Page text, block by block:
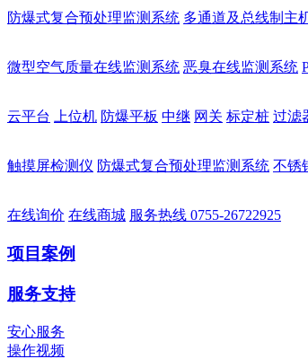
防爆式复合预处理监测系统 多通道及总线制主
微型空气质量在线监测系统 恶臭在线监测系统
云平台 上位机 防爆平板 中继 网关 标定桩 过滤
触摸屏检测仪 防爆式复合预处理监测系统 不锈
在线询价 在线商城 服务热线 0755-26722925
项目案例
服务支持
安心服务
操作视频